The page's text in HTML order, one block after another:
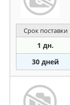
Срок поставки
1 дн.
30 дней